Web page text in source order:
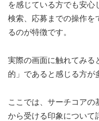
を感じている方でも安心
検索、応募までの操作を
るのが特徴です。
実際の画面に触れてみる
的」であると感じる方が
ここでは、サーチコアの
から受ける印象について